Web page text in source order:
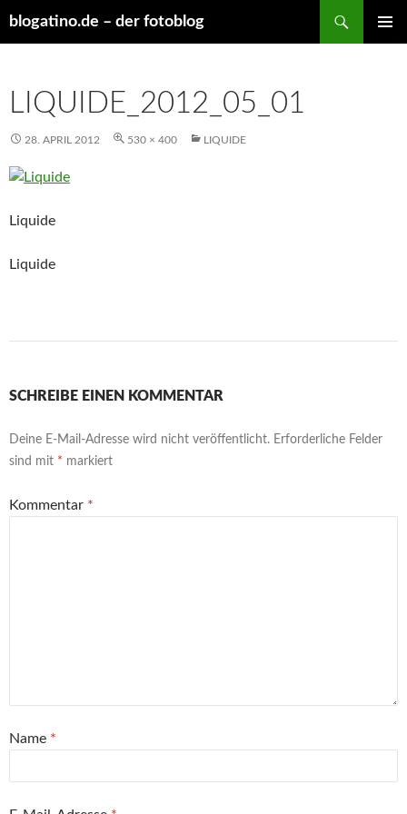
blogatino.de – der fotoblog
LIQUIDE_2012_05_01
28. APRIL 2012 530 × 400 LIQUIDE
Liquide
Liquide
SCHREIBE EINEN KOMMENTAR
Deine E-Mail-Adresse wird nicht veröffentlicht. Erforderliche Felder
sind mit * markiert
Kommentar *
Name *